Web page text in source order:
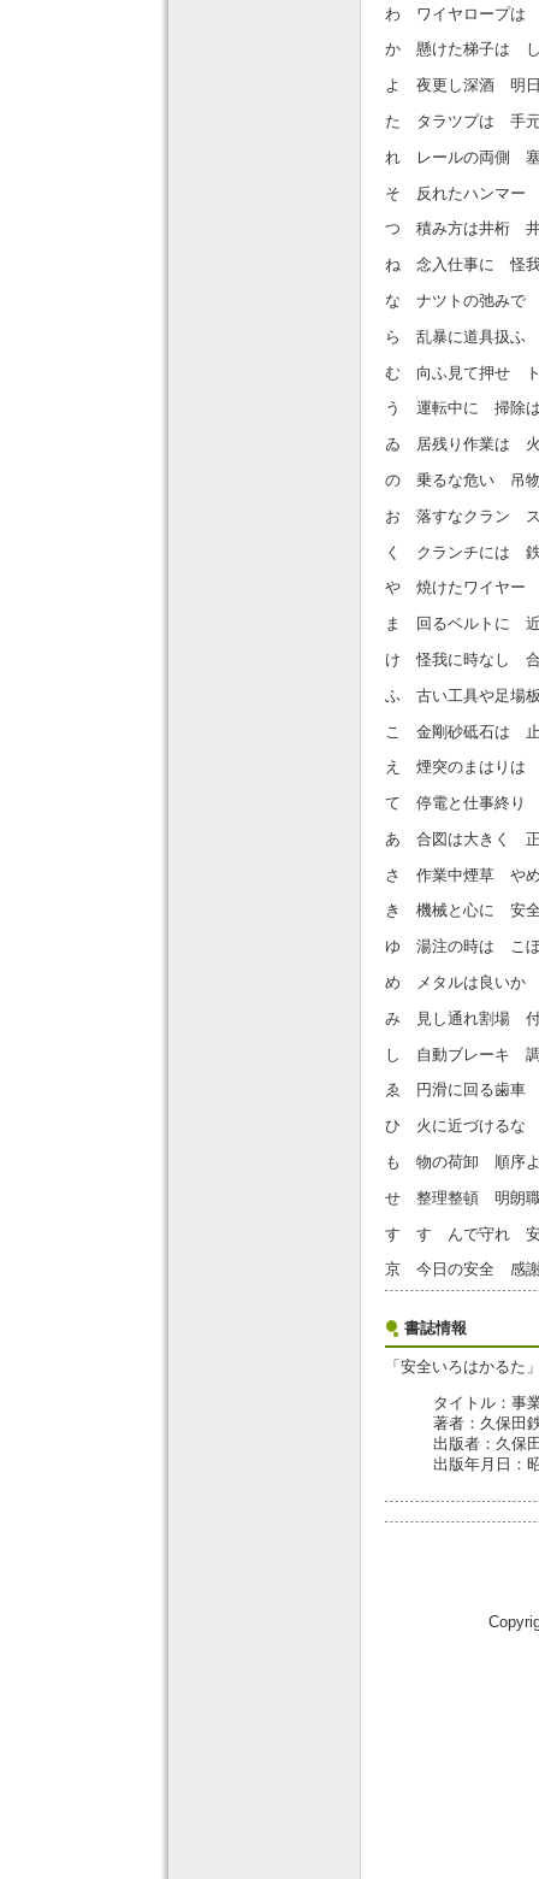
わ ワイヤロープは
か 懸けた梯子は し
よ 夜更し深酒 明
た タラツプは 手元
れ レールの両側 塞
そ 反れたハンマー
つ 積み方は井桁 井
ね 念入仕事に 怪
な ナツトの弛みで
ら 乱暴に道具扱ふ
む 向ふ見て押せ
う 運転中に 掃除
ゐ 居残り作業は
の 乗るな危い 吊
お 落すなクラン ス
く クランチには
や 焼けたワイヤー
ま 回るベルトに
け 怪我に時なし
ふ 古い工具や足場
こ 金剛砂砥石は
え 煙突のまはりは
て 停電と仕事終り
あ 合図は大きく
さ 作業中煙草 やめ
き 機械と心に 安
ゆ 湯注の時は こぼ
め メタルは良いか
み 見し通れ割場 付
し 自動ブレーキ 調
ゑ 円滑に回る歯車
ひ 火に近づけるな
も 物の荷卸 順序
せ 整理整頓 明朗
す すゝんで守れ
京 今日の安全 感
書誌情報
「安全いろはかるた
タイトル：事
著者：久保田
出版者：久保
出版年月日：